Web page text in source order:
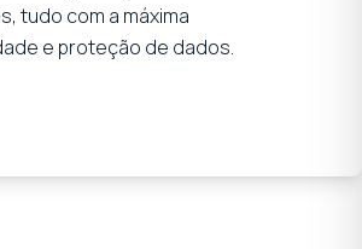
tudo com a máxima
e proteção de dados.